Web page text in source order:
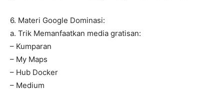
6. Materi Google Dominasi:
a. Trik Memanfaatkan media gratisan:
– Kumparan
– My Maps
– Hub Docker
– Medium